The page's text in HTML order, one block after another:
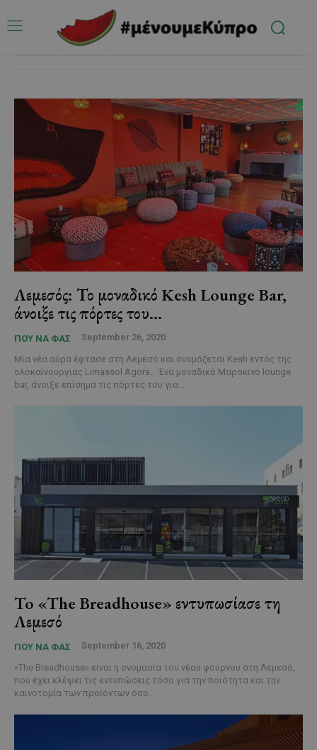
Λεμεσός: Το μοναδικό Kesh Lounge Bar,
άνοιξε τις πόρτες του…
ΠΟΥ ΝΑ ΦΑΣ September 26, 2020
Μία νέα αύρα έφτασε στη Λεμεσό και ονομάζεται Kesh εντός της
ολοκαίνουργιας Limassol Agora. Ένα μοναδικό Μαροκινό lounge
bar, άνοιξε επίσημα τις πόρτες του για...
To «The Breadhouse» εντυπωσίασε τη
Λεμεσό
ΠΟΥ ΝΑ ΦΑΣ September 16, 2020
«The Breadhouse» είναι η ονομασία του νέου φούρνου στη Λεμεσό,
που έχει κλέψει τις εντυπώσεις τόσο για την ποιότητα και την
καινοτομία των προϊόντων όσο...